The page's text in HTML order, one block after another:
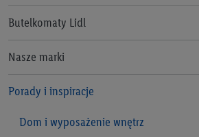
Lidl Pay
Benefit Plus
Informacje prawne
Regulamin „Lidl Plus”
Polityka prywatności Lidl Plus
Pomoc
Butelkomaty Lidl
Nasze marki
Alesto
Argus
Porady i inspiracje
Dom i wyposażenie wnętrz